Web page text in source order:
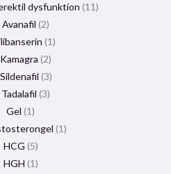
dysfunktion 11
Avanafil 2
1
Kamagra 2
Sildenafil 3
Tadalafil 3
Gel 1
1
HCG 5
HGH 1